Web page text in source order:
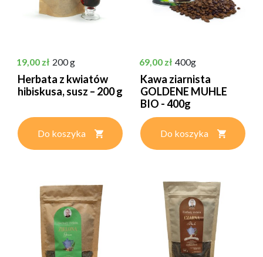
Cena
19,00 zł 200 g
Herbata z kwiatów
hibiskusa, susz – 200 g
Do koszyka
Cena
69,00 zł 400g
Kawa ziarnista
GOLDENE MUHLE
BIO - 400g
Do koszyka